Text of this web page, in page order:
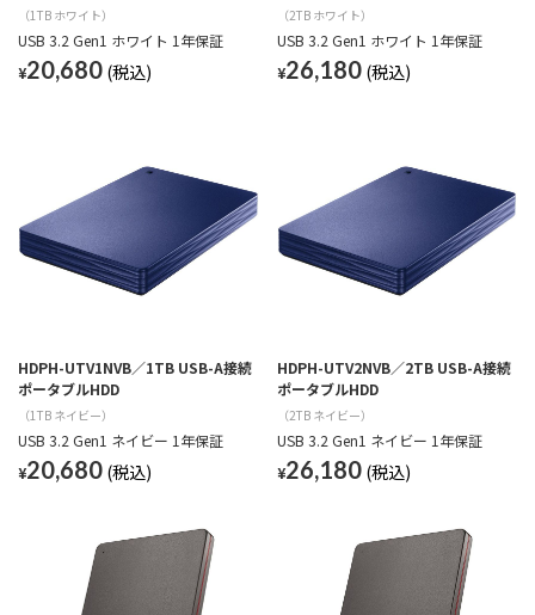
（1TB ホワイト）
USB 3.2 Gen1 ホワイト 1年保証
¥20,680
（2TB ホワイト）
USB 3.2 Gen1 ホワイト 1年保証
¥26,180
HDPH-UTV1NVB／1TB USB-A接続
ポータブルHDD
（1TB ネイビー）
USB 3.2 Gen1 ネイビー 1年保証
¥20,680
HDPH-UTV2NVB／2TB USB-A接続
ポータブルHDD
（2TB ネイビー）
USB 3.2 Gen1 ネイビー 1年保証
¥26,180